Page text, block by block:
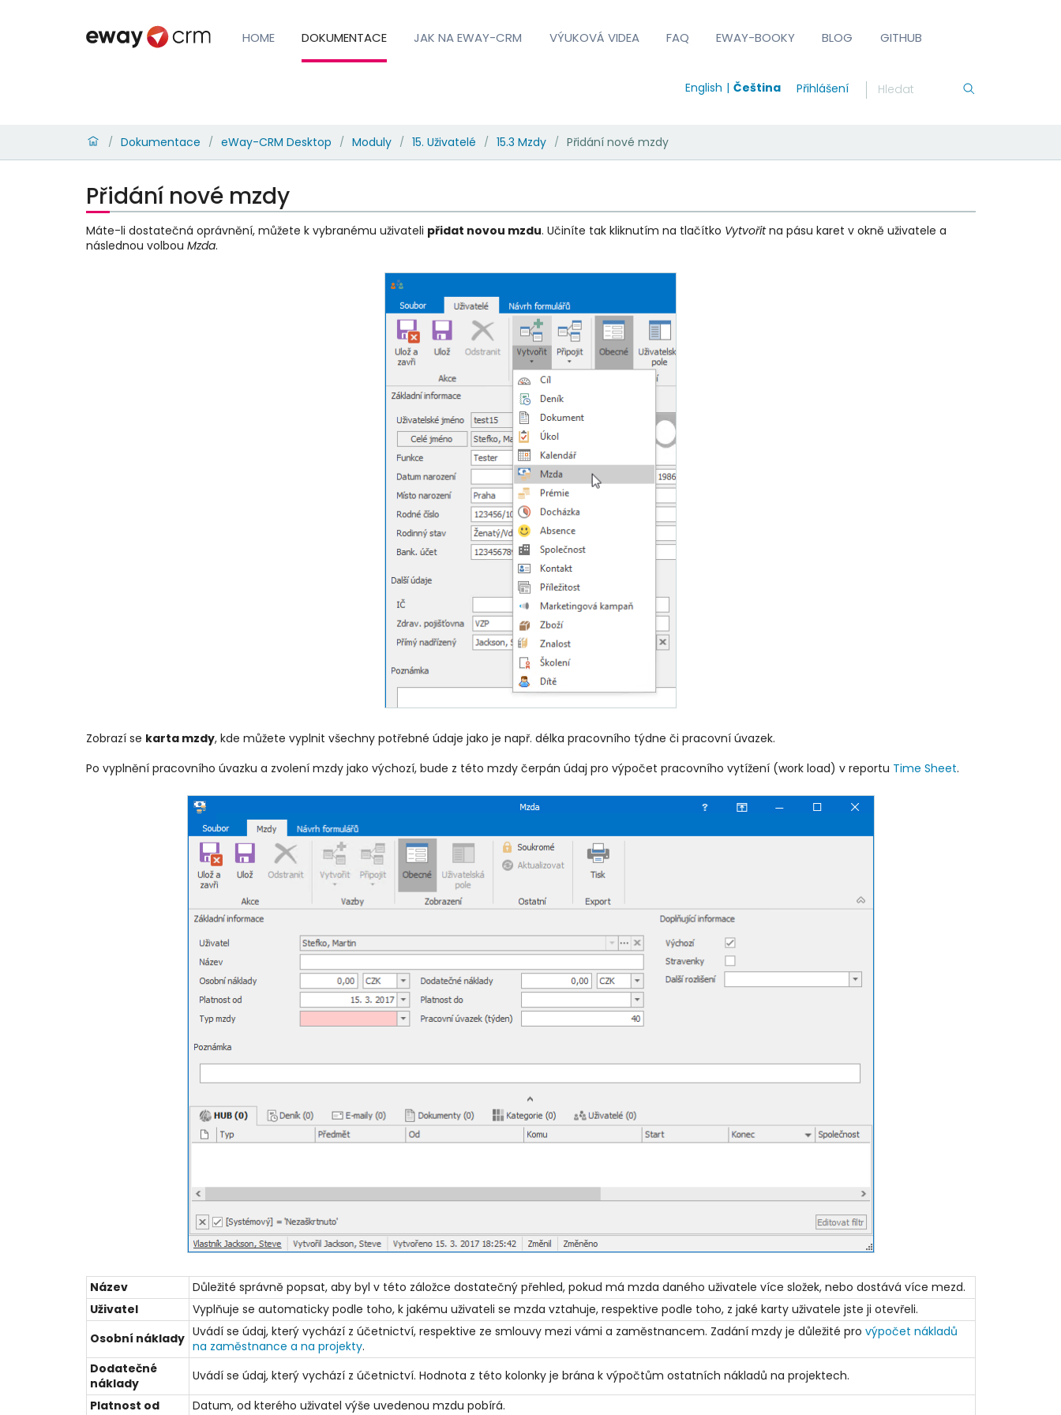
HOME DOKUMENTACE JAK NA EWAY-CRM VÝUKOVÁ VIDEA FAQ EWAY-BOOKY BLOG GITHUB
English Čeština Přihlášení
/ Dokumentace / eWay-CRM Desktop / Moduly / 15. Uživatelé / 15.3 Mzdy / Přidání nové mzdy
Přidání nové mzdy
Máte-li dostatečná oprávnění, můžete k vybranému uživateli přidat novou mzdu. Učiníte tak kliknutím na tlačítko Vytvořitna pásu karet v okně uživatele a
následnou volbou Mzda.
Zobrazí se karta mzdy, kde můžete vyplnit všechny potřebné údaje jako je např. délka pracovního týdne či pracovní úvazek.
Po vyplnění pracovního úvazku a zvolení mzdy jako výchozí, bude z této mzdy čerpán údaj pro výpočet pracovního vytížení (work load) v reportu Time Sheet.
Název
Důležité správně popsat, aby byl v této záložce dostatečný přehled, pokud má mzda daného uživatele více složek, nebo dostává více mezd.
Uživatel
Vyplňuje se automaticky podle toho, k jakému uživateli se mzda vztahuje, respektive podle toho, z jaké karty uživatele jste ji otevřeli.
Osobní náklady Uvádí se údaj, který vychází z účetnictví, respektive ze smlouvy mezi vámi a zaměstnancem. Zadání mzdy je důležité pro výpočet nákladů
na zaměstnance a na projekty.
Dodatečné
náklady
Uvádí se údaj, který vychází z účetnictví. Hodnota z této kolonky je brána k výpočtům ostatních nákladů na projektech.
Platnost od
Datum, od kterého uživatel výše uvedenou mzdu pobírá.